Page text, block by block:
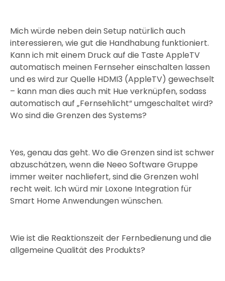
Mich würde neben dein Setup natürlich auch
interessieren, wie gut die Handhabung funktioniert.
Kann ich mit einem Druck auf die Taste AppleTV
automatisch meinen Fernseher einschalten lassen
und es wird zur Quelle HDMI3 (AppleTV) gewechselt
– kann man dies auch mit Hue verknüpfen, sodass
automatisch auf „Fernsehlicht“ umgeschaltet wird?
Wo sind die Grenzen des Systems?
Yes, genau das geht. Wo die Grenzen sind ist schwer
abzuschätzen, wenn die Neeo Software Gruppe
immer weiter nachliefert, sind die Grenzen wohl
recht weit. Ich würd mir Loxone Integration für
Smart Home Anwendungen wünschen.
Wie ist die Reaktionszeit der Fernbedienung und die
allgemeine Qualität des Produkts?